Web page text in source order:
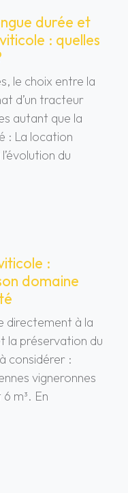
durée et
: quelles
le choix entre la
d’un tracteur
autant que la
: La location
du
:
domaine
directement à la
la préservation du
considérer :
vigneronnes
m³. En